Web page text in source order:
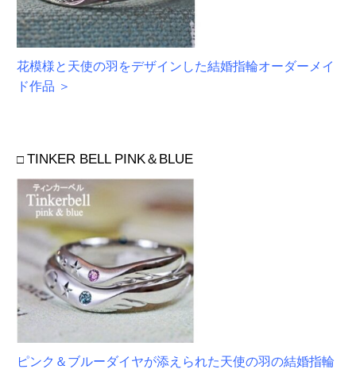
花模様と天使の羽をデザインした結婚指輪オーダーメイ
ド作品 ＞
□ TINKER BELL PINK＆BLUE
ピンク＆ブルーダイヤが添えられた天使の羽の結婚指輪